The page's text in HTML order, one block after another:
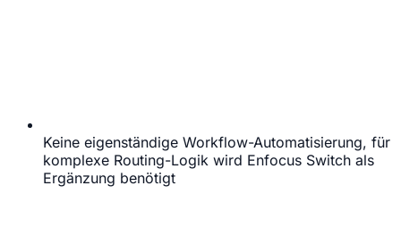
Keine eigenständige Workflow-Automatisierung, für
komplexe Routing-Logik wird Enfocus Switch als
Ergänzung benötigt